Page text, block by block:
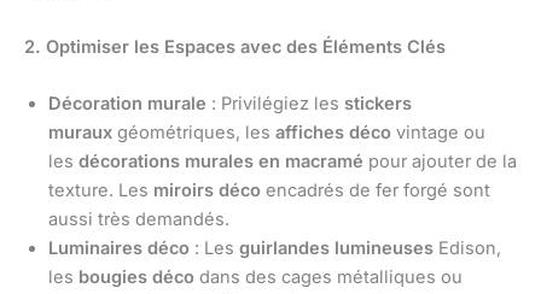
2. Optimiser les Espaces avec des Éléments Clés
Décoration murale : Privilégiez les stickers
muraux géométriques, les affiches déco vintage ou
les décorations murales en macramé pour ajouter de la
texture. Les miroirs déco encadrés de fer forgé sont
aussi très demandés.
Luminaires déco : Les guirlandes lumineuses Edison,
les bougies déco dans des cages métalliques ou